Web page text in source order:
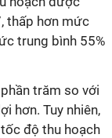
thấp hơn mức
trung bình 55%
trăm so với
hơn. Tuy nhiên,
độ thu hoạch